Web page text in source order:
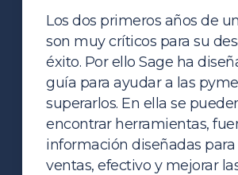
Los dos primeros años de
son muy críticos para su
éxito. Por ello Sage ha
guía para ayudar a las
superarlos. En ella se
encontrar herramientas,
información diseñadas
ventas, efectivo y mejorar